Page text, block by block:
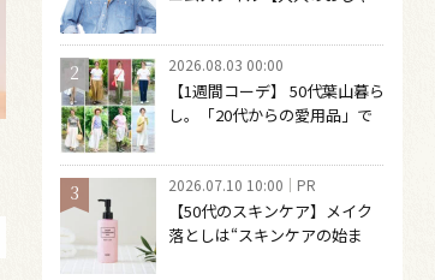
どファッションは自由になる
2026.08.03 00:00
【1週間コーデ】 50代葉山暮ら
し。「20代からの愛用品」で
～ 桐野恵美さん #022 Emi
Kirino～
2026.07.10 10:00 PR
【50代のスキンケア】メイク
落としは“スキンケアの始ま